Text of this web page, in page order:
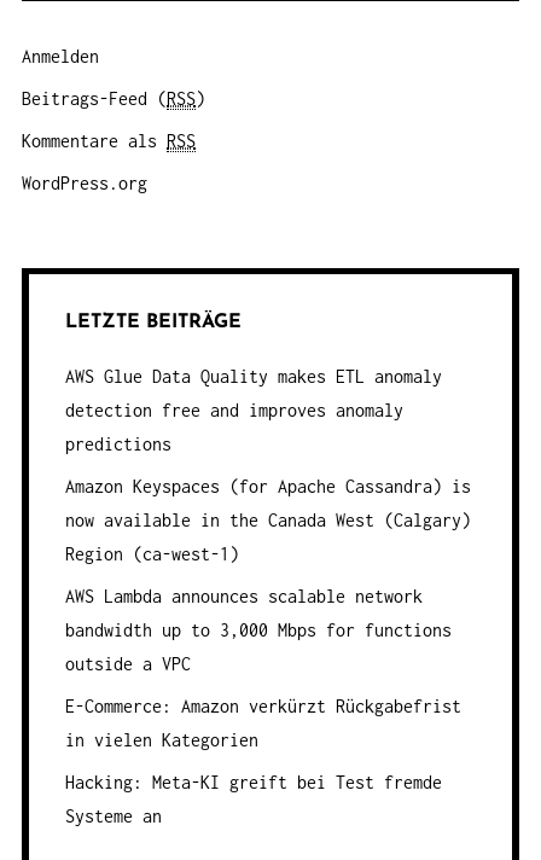
Anmelden
Beitrags-Feed (RSS)
Kommentare als RSS
WordPress.org
LETZTE BEITRÄGE
AWS Glue Data Quality makes ETL anomaly
detection free and improves anomaly
predictions
Amazon Keyspaces (for Apache Cassandra) is
now available in the Canada West (Calgary)
Region (ca-west-1)
AWS Lambda announces scalable network
bandwidth up to 3,000 Mbps for functions
outside a VPC
E-Commerce: Amazon verkürzt Rückgabefrist
in vielen Kategorien
Hacking: Meta-KI greift bei Test fremde
Systeme an